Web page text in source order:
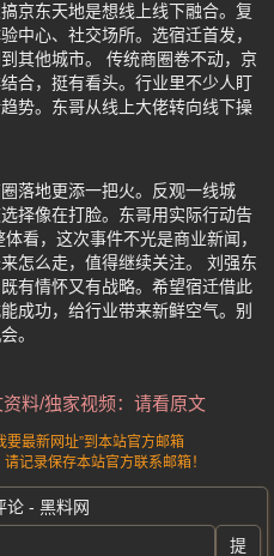
京东天地是想线上线下融合。复
中心、社交场所。选宿迁首发，
其他城市。 传统商圈卷不动，京
合，挺有看头。行业里不少人盯
势。东哥从线上大佬转向线下操
落地更添一把火。反观一线城
择像在打脸。东哥用实际行动告
看，这次事件不光是商业新闻，
怎么走，值得继续关注。 刘强东
有情怀又有战略。希望宿迁借此
成功，给行业带来新鲜空气。别
。
料/独家视频：请看原文
最新网址”到本站官方邮箱
记录保存本站官方联系邮箱！
论 - 黑料网
提